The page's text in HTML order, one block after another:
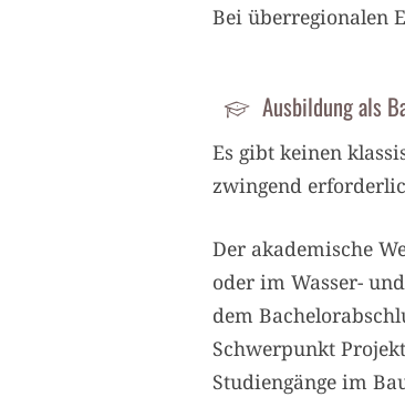
Bei überregionalen
Ausbildung als
Es gibt keinen
zwingend
Der akademische
oder im Wasser-
dem
Schwerpunkt
Studiengänge im